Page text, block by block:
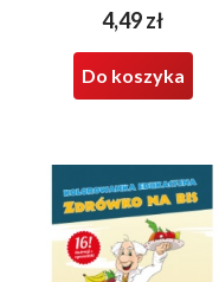
Cena
4,49 zł
Do koszyka